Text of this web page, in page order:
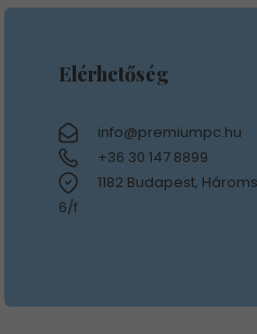
Elérhetőség
info@premiumpc.hu
+36 30 147 8899
1182 Budapest,
6/f